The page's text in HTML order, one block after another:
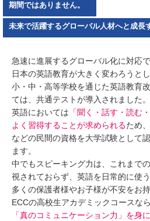
期間ではありません。
未来で活躍するグローバル人材へと成長
急速に進展するグローバル化に対応
日本の英語教育が大きく変わろうとし
小・中・高等学校を通じた英語教育
ては、共通テストが導入されました。
英語においては 「聞く・話す・読む
よく習得することが求められるため
などの民間の資格を大学試験として
ます。
中でもスピーキング力は、これまで
視されておらず、英語を日常的に使
多くの保護者様やお子様が不安をお
ECCの高校生アカデミックコースなら
「真のコミュニケーション力」を身